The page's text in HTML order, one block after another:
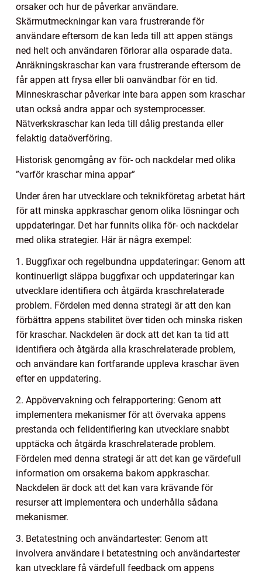
orsaker och hur de påverkar användare.
Skärmutmeckningar kan vara frustrerande för
användare eftersom de kan leda till att appen stängs
ned helt och användaren förlorar alla osparade data.
Anräkningskraschar kan vara frustrerande eftersom de
får appen att frysa eller bli oanvändbar för en tid.
Minneskraschar påverkar inte bara appen som kraschar
utan också andra appar och systemprocesser.
Nätverkskraschar kan leda till dålig prestanda eller
felaktig dataöverföring.
Historisk genomgång av för- och nackdelar med olika
”varför kraschar mina appar”
Under åren har utvecklare och teknikföretag arbetat hårt
för att minska appkraschar genom olika lösningar och
uppdateringar. Det har funnits olika för- och nackdelar
med olika strategier. Här är några exempel:
1. Buggfixar och regelbundna uppdateringar: Genom att
kontinuerligt släppa buggfixar och uppdateringar kan
utvecklare identifiera och åtgärda kraschrelaterade
problem. Fördelen med denna strategi är att den kan
förbättra appens stabilitet över tiden och minska risken
för kraschar. Nackdelen är dock att det kan ta tid att
identifiera och åtgärda alla kraschrelaterade problem,
och användare kan fortfarande uppleva kraschar även
efter en uppdatering.
2. Appövervakning och felrapportering: Genom att
implementera mekanismer för att övervaka appens
prestanda och felidentifiering kan utvecklare snabbt
upptäcka och åtgärda kraschrelaterade problem.
Fördelen med denna strategi är att det kan ge värdefull
information om orsakerna bakom appkraschar.
Nackdelen är dock att det kan vara krävande för
resurser att implementera och underhålla sådana
mekanismer.
3. Betatestning och användartester: Genom att
involvera användare i betatestning och användartester
kan utvecklare få värdefull feedback om appens